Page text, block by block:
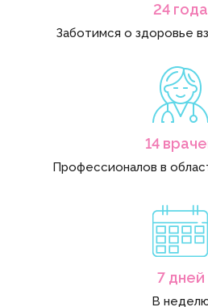
24 года
Заботимся о здоровье
14
Профессионалов в
7 дней
В